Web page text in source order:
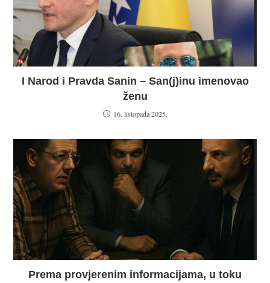
I Narod i Pravda Sanin – San(j)inu imenovao
ženu
16. listopada 2025.
Prema provjerenim informacijama, u toku